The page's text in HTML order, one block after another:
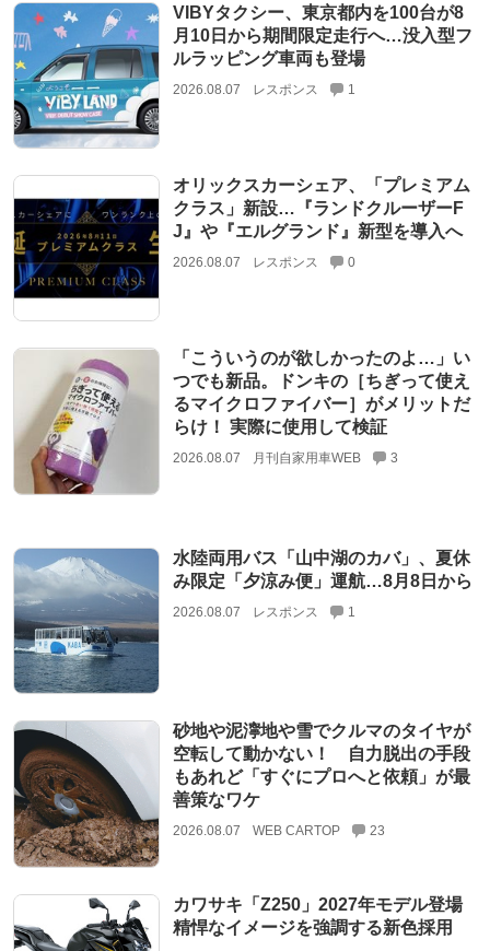
VIBYタクシー、東京都内を100台が8
月10日から期間限定走行へ…没入型フ
ルラッピング車両も登場
2026.08.07 レスポンス 1
オリックスカーシェア、「プレミアム
クラス」新設…『ランドクルーザーF
J』や『エルグランド』新型を導入へ
2026.08.07 レスポンス 0
「こういうのが欲しかったのよ…」い
つでも新品。ドンキの［ちぎって使え
るマイクロファイバー］がメリットだ
らけ！ 実際に使用して検証
2026.08.07 月刊自家用車WEB 3
水陸両用バス「山中湖のカバ」、夏休
み限定「夕涼み便」運航…8月8日から
2026.08.07 レスポンス 1
砂地や泥濘地や雪でクルマのタイヤが
空転して動かない！ 自力脱出の手段
もあれど「すぐにプロへと依頼」が最
善策なワケ
2026.08.07 WEB CARTOP 23
カワサキ「Z250」2027年モデル登場
精悍なイメージを強調する新色採用